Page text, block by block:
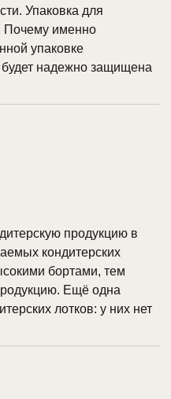
Упаковка для
Почему именно
упаковке
надежно защищена
продукцию в
кондитерских
бортами, тем
Ещё одна
лотков: у них нет